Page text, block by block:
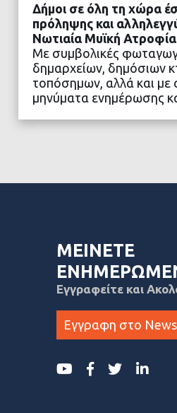
ΔΙΑΒΑΣΤΕ
Δήμοι σε όλη τη χώρα
πρόληψης και
Νωτιαία Μυϊκή
Με συμβολικές
δημαρχείων, δημόσιων
τοπόσημων, αλλά και με
μηνύματα ενημέρωσης
ΜΕΙΝΕΤΕ
Εγγραφείτε και
Εγγραφη στο